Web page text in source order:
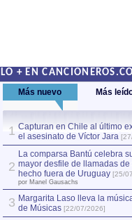
LO + EN
Más nuevo Más
1 Capturan en Chile al último
el asesinato de Víctor Jara
2
La comparsa Bantú celebra
mayor desfile de llamadas
hecho fuera de Uruguay [25/
por Manel Gausachs
3 Margarita Laso lleva la
de Músicas [22/07/2026]